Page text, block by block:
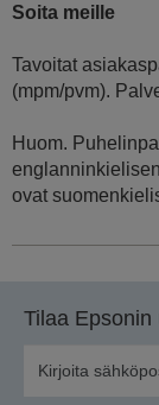
Soita meille
Tavoitat
(mpm/pvm).
Huom.
ovat
Tilaa Epsonin